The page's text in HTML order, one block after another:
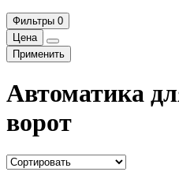
Фильтры 0
Цена
Применить
Автоматика
ворот